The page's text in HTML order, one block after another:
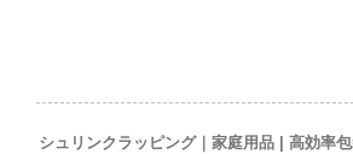
シュリンクラッピング｜家庭用品 | 高効率